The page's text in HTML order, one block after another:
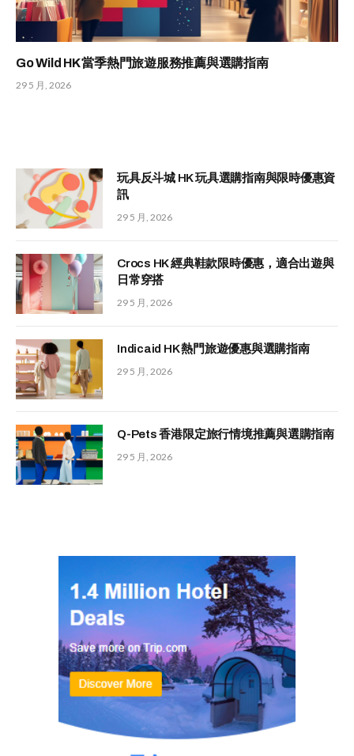
Go Wild HK 當季熱門旅遊服務推薦與選購指南
29 5 月, 2026
玩具反斗城 HK 玩具選購指南與限時優惠資
訊
29 5 月, 2026
Crocs HK 經典鞋款限時優惠，適合出遊與
日常穿搭
29 5 月, 2026
Indicaid HK 熱門旅遊優惠與選購指南
29 5 月, 2026
Q-Pets 香港限定旅行情境推薦與選購指南
29 5 月, 2026